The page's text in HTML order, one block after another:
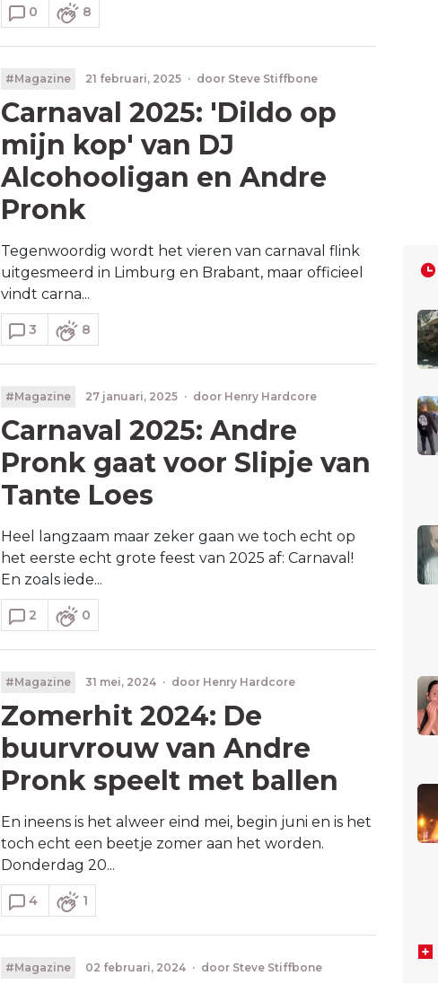
0 8
#Magazine 21 februari, 2025 · door Steve Stiffbone
Carnaval 2025: 'Dildo op
mijn kop' van DJ
Alcohooligan en Andre
Pronk
Tegenwoordig wordt het vieren van carnaval flink
uitgesmeerd in Limburg en Brabant, maar officieel
vindt carna...
3 8
#Magazine 27 januari, 2025 · door Henry Hardcore
Carnaval 2025: Andre
Pronk gaat voor Slipje van
Tante Loes
Heel langzaam maar zeker gaan we toch echt op
het eerste echt grote feest van 2025 af: Carnaval!
En zoals iede...
2 0
#Magazine 31 mei, 2024 · door Henry Hardcore
Zomerhit 2024: De
buurvrouw van Andre
Pronk speelt met ballen
En ineens is het alweer eind mei, begin juni en is het
toch echt een beetje zomer aan het worden.
Donderdag 20...
4 1
#Magazine 02 februari, 2024 · door Steve Stiffbone